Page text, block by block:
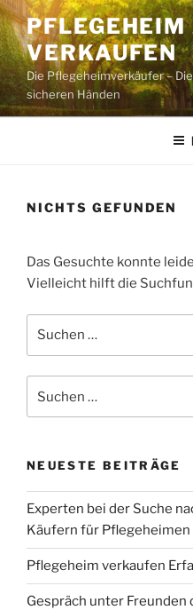
Zum
Inhalt
springen
PFLEGEHEIM
VERKAUFEN
Die Pflegeheimverkäufer –
sicheren Händen
NICHTS GEFUNDEN
Das Gesuchte konnte
Vielleicht hilft die
nach:
nach:
NEUESTE BEITRÄGE
Experten bei der Suche
Käufern für Pflegeheimen
Pflegeheim verkaufen
Gespräch unter